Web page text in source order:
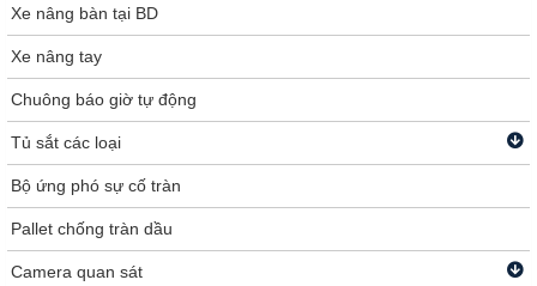
Xe nâng bàn tại BD
Xe nâng tay
Chuông báo giờ tự động
Tủ sắt các loại
Bộ ứng phó sự cố tràn
Pallet chống tràn dầu
Camera quan sát